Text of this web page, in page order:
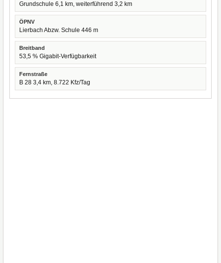
Grundschule 6,1 km, weiterführend 3,2 km
ÖPNV
Lierbach Abzw. Schule 446 m
Breitband
53,5 % Gigabit-Verfügbarkeit
Fernstraße
B 28 3,4 km, 8.722 Kfz/Tag